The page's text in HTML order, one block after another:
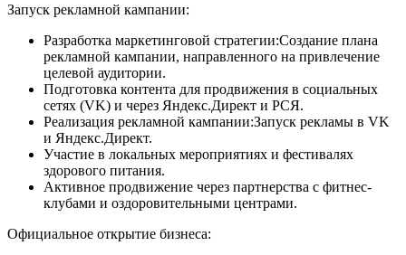
Запуск рекламной кампании:
Разработка маркетинговой стратегии:Создание плана
рекламной кампании, направленного на привлечение
целевой аудитории.
Подготовка контента для продвижения в социальных
сетях (VK) и через Яндекс.Директ и РСЯ.
Реализация рекламной кампании:Запуск рекламы в VK
и Яндекс.Директ.
Участие в локальных мероприятиях и фестивалях
здорового питания.
Активное продвижение через партнерства с фитнес-
клубами и оздоровительными центрами.
Официальное открытие бизнеса: